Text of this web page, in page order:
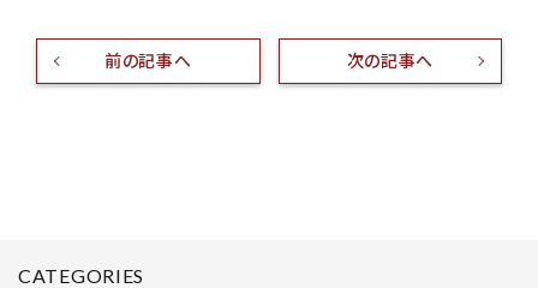
前の記事へ 次の記事へ
CATEGORIES